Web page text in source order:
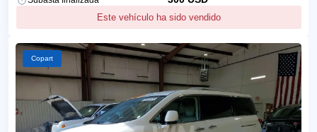
Este vehículo ha sido vendido
Copart